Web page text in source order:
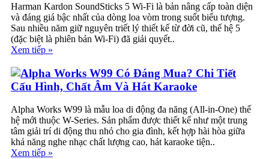
Harman Kardon SoundSticks 5 Wi-Fi là bản nâng cấp toàn diện
và đáng giá bậc nhất của dòng loa vòm trong suốt biểu tượng.
Sau nhiều năm giữ nguyên triết lý thiết kế từ đời cũ, thế hệ 5
(đặc biệt là phiên bản Wi-Fi) đã giải quyết..
Xem tiếp »
Alpha Works W99 Có Đáng Mua? Chi Tiết
Cấu Hình, Chất Âm Và Hát Karaoke
Alpha Works W99 là mẫu loa di động đa năng (All-in-One) thế
hệ mới thuộc W-Series. Sản phẩm được thiết kế như một trung
tâm giải trí di động thu nhỏ cho gia đình, kết hợp hài hòa giữa
khả năng nghe nhạc chất lượng cao, hát karaoke tiện..
Xem tiếp »